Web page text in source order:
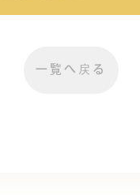
一覧へ戻る